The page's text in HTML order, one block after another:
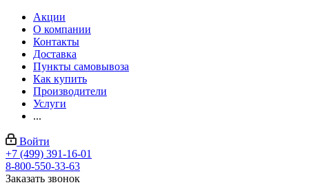
Акции
О компании
Контакты
Доставка
Пункты самовывоза
Как купить
Производители
Услуги
...
Войти
+7 (499) 391-16-01
8-800-550-33-63
Заказать звонок